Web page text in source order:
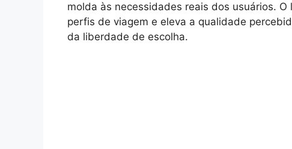
molda às necessidades reais dos usuários.
perfis de viagem e eleva a qualidade
da liberdade de escolha.